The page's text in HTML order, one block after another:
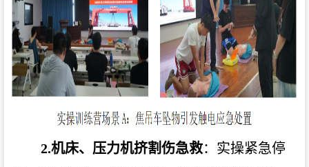
2.机床、压力机挤割伤急救： 实操紧急停